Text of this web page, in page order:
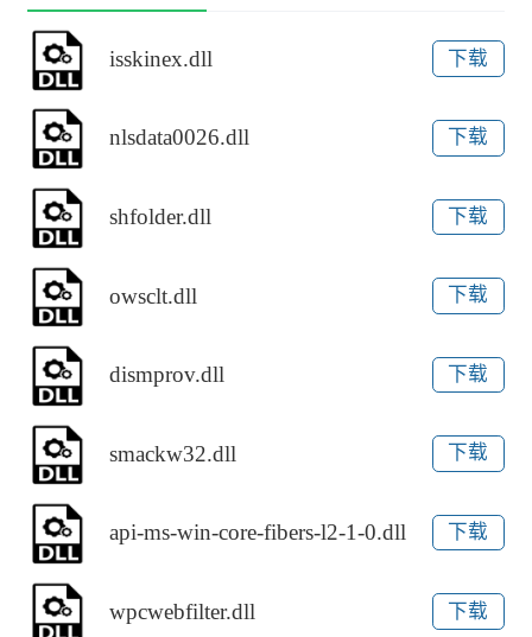
isskinex.dll 下载
nlsdata0026.dll 下载
shfolder.dll 下载
owsclt.dll 下载
dismprov.dll 下载
smackw32.dll 下载
api-ms-win-core-fibers-l2-1-0.dll 下载
wpcwebfilter.dll 下载